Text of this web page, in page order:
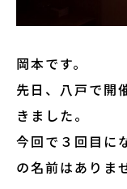
岡本です。
先日、八戸で開
きました。
今回で３回目に
の名前はありま